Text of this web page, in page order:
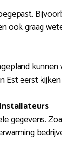
ook graag
Est eerst
gegevens.